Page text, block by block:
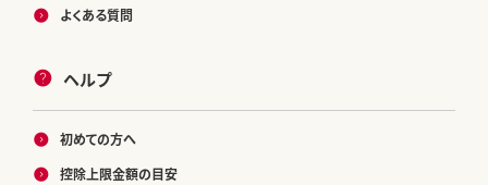
よくある質問
ヘルプ
初めての方へ
控除上限金額の目安